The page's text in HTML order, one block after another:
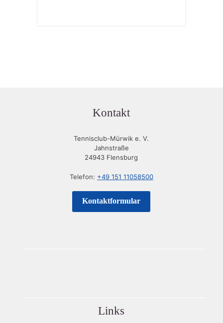
Kontakt
Tennisclub-Mürwik e. V.
Jahnstraße
24943 Flensburg
Telefon: +49 151 11058500
Kontaktformular
Links